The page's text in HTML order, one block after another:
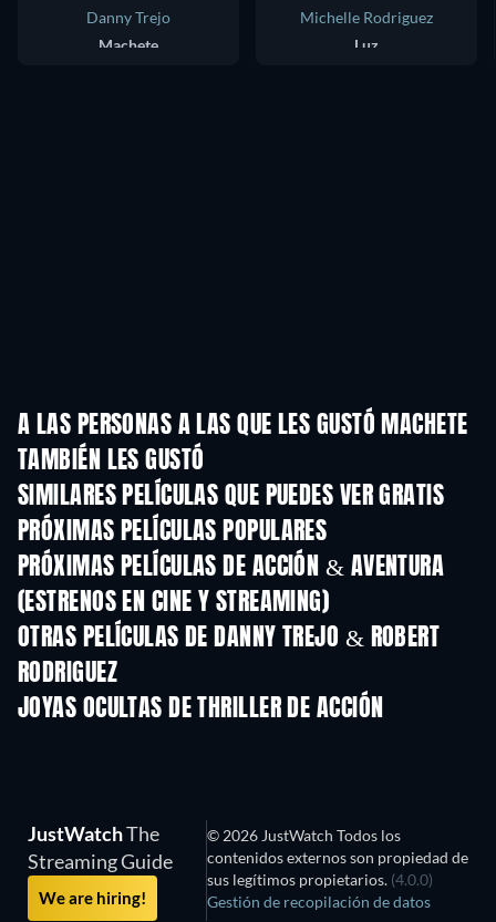
Danny Trejo
Machete
Michelle Rodriguez
Luz
A LAS PERSONAS A LAS QUE LES GUSTÓ MACHETE
TAMBIÉN LES GUSTÓ
SIMILARES PELÍCULAS QUE PUEDES VER GRATIS
PRÓXIMAS PELÍCULAS POPULARES
PRÓXIMAS PELÍCULAS DE ACCIÓN & AVENTURA
(ESTRENOS EN CINE Y STREAMING)
OTRAS PELÍCULAS DE DANNY TREJO & ROBERT
RODRIGUEZ
JOYAS OCULTAS DE THRILLER DE ACCIÓN
JustWatchThe
Streaming Guide
We are hiring!
© 2026 JustWatch Todos los
contenidos externos son propiedad de
sus legítimos propietarios. (4.0.0)
Gestión de recopilación de datos